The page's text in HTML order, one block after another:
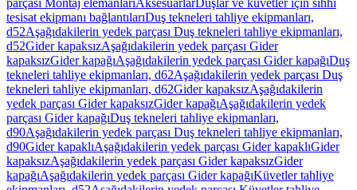
parçası Montaj elemanlarıAksesuarlarDuşlar ve küvetler için sıhhi
tesisat ekipmanı bağlantılarıDuş tekneleri tahliye ekipmanları,
d52Aşağıdakilerin yedek parçası Duş tekneleri tahliye ekipmanları,
d52Gider kapaksızAşağıdakilerin yedek parçası Gider
kapaksızGider kapağıAşağıdakilerin yedek parçası Gider kapağıDuş
tekneleri tahliye ekipmanları, d62Aşağıdakilerin yedek parçası Duş
tekneleri tahliye ekipmanları, d62Gider kapaksızAşağıdakilerin
yedek parçası Gider kapaksızGider kapağıAşağıdakilerin yedek
parçası Gider kapağıDuş tekneleri tahliye ekipmanları,
d90Aşağıdakilerin yedek parçası Duş tekneleri tahliye ekipmanları,
d90Gider kapaklıAşağıdakilerin yedek parçası Gider kapaklıGider
kapaksızAşağıdakilerin yedek parçası Gider kapaksızGider
kapağıAşağıdakilerin yedek parçası Gider kapağıKüvetler tahliye